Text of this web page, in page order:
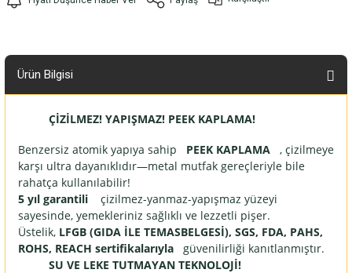
Ürün Bilgisi
ÇİZİLMEZ! YAPIŞMAZ! PEEK KAPLAMA!
Benzersiz atomik yapıya sahip PEEK KAPLAMA , çizilmeye
karşı ultra dayanıklıdır—metal mutfak gereçleriyle bile
rahatça kullanılabilir!
5 yıl garantili
çizilmez-yanmaz-yapışmaz yüzeyi
sayesinde, yemekleriniz sağlıklı ve lezzetli pişer.
Üstelik, LFGB (GIDA İLE TEMASBELGESİ), SGS, FDA, PAHS,
ROHS, REACH sertifikalarıyla güvenilirliği kanıtlanmıştır.
SU VE LEKE TUTMAYAN TEKNOLOJİ!